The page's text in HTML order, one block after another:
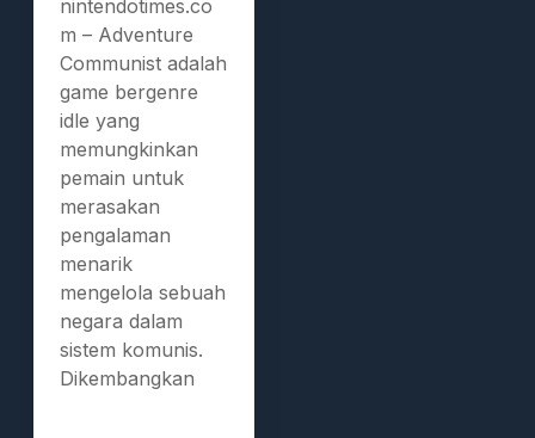
nintendotimes.co
m – Adventure
Communist adalah
game bergenre
idle yang
memungkinkan
pemain untuk
merasakan
pengalaman
menarik
mengelola sebuah
negara dalam
sistem komunis.
Dikembangkan